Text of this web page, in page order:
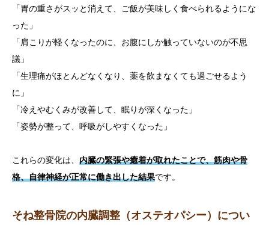
「胃の重さがスッと消えて、ご飯が美味しく食べられるようにな
った」
「肩こりが軽くなったのに、お腹にしか触っていないのが不思
議」
「生理痛がほとんどなくなり、薬を飲まなくても過ごせるよう
に」
「冷えやむくみが改善して、眠りが深くなった」
「姿勢が整って、呼吸がしやすくなった」
これらの変化は、 内臓の緊張や癒着が取れたことで、筋肉や骨
格、自律神経が正常に働き出した結果です。
そね整骨院の内臓調整（オステオパシー）につい